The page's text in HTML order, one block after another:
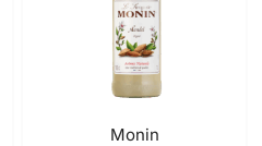
Monin